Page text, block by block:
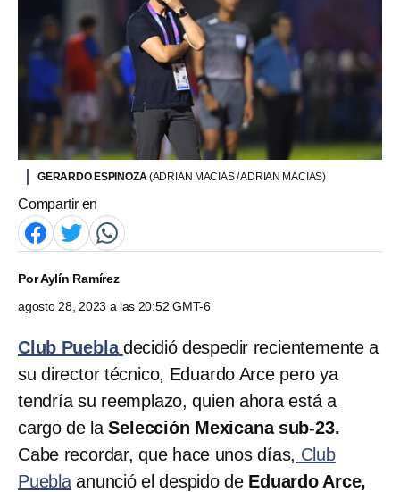
GERARDO ESPINOZA(ADRIAN MACIAS / ADRIAN MACIAS)
Compartir en
PorAylín Ramírez
agosto 28, 2023 a las 20:52 GMT-6
Club Puebla decidió despedir recientemente a
su director técnico, Eduardo Arce pero ya
tendría su reemplazo, quien ahora está a
cargo de laSelección Mexicana sub-23.
Cabe recordar, que hace unos días, Club
Pueblaanunció el despido deEduardo Arce,